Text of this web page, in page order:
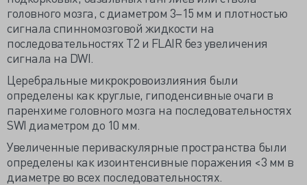
головного мозга, с диаметром 3–15 мм и плотностью
сигнала спинномозговой жидкости на
последовательностях T2 и FLAIR без увеличения
сигнала на DWI.
Церебральные микрокровоизлияния были
определены как круглые, гиподенсивные очаги в
паренхиме головного мозга на последовательностях
SWI диаметром до 10 мм.
Увеличенные периваскулярные пространства были
определены как изоинтенсивные поражения <3 мм в
диаметре во всех последовательностях.